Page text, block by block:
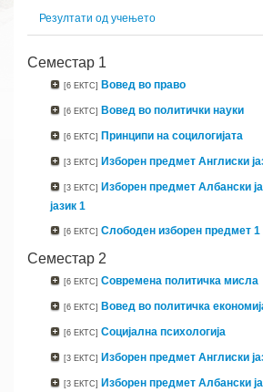
Резултати од учењето
Семестар 1
[6 ЕКТС] Вовед во право
[6 ЕКТС] Вовед во политички науки
[6 ЕКТС] Принципи на социлогијата
[3 ЕКТС] Изборен предмет Англиски
[3 ЕКТС]
Изборен предмет Албански
јазик 1
[6 ЕКТС] Слободен изборен предмет 1
Семестар 2
[6 ЕКТС] Современа политичка мисла
[6 ЕКТС] Вовед во политичка
[6 ЕКТС] Социјална психологија
[3 ЕКТС] Изборен предмет Англиски
[3 ЕКТС]
Изборен предмет Албански